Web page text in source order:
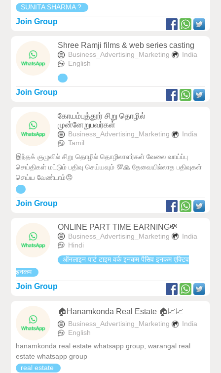
SUNITA SHARMA ?
Join Group
Shree Ramji films & web series casting
Business_Advertising_Marketing
India
English
Join Group
கோயம்புத்தூர் சிறு தொழில்
முன்னேறுபவர்கள்
Business_Advertising_Marketing
India
Tamil
இந்தக் குழுவில் சிறு தொழில் தொழிலாளர்கள் வேலை வாய்ப்பு
செய்திகள் மட்டும் பதிவு செய்யவும் 💯🙏 தேவையில்லாத பதிவுகள்
செய்ய வேண்டாம்😡
Join Group
ONLINE PART TIME EARNING💸
Business_Advertising_Marketing
India
Hindi
ऑनलाइन पार्ट टाइम वर्क इनकम पैसिव इनकम एक्टिव
इनकम
Join Group
🏠Hanamkonda Real Estate 🏠📈📈
Business_Advertising_Marketing
India
English
hanamkonda real estate whatsapp group, warangal real
estate whatsapp group
real estate